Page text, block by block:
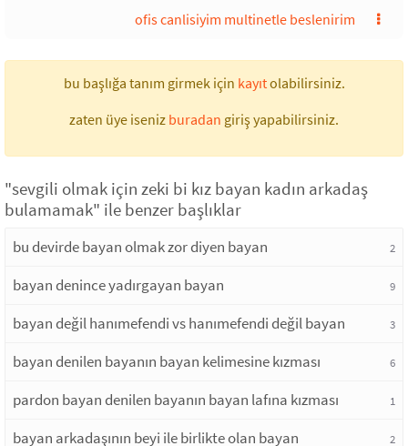
ofis canlisiyim multinetle beslenirim
bu başlığa tanım girmek için kayıtolabilirsiniz.
zaten üye iseniz buradan giriş yapabilirsiniz.
"sevgili olmak için zeki bi kız bayan kadın arkadaş
bulamamak" ile benzer başlıklar
bu devirde bayan olmak zor diyen bayan 2
bayan denince yadırgayan bayan 9
bayan değil hanımefendi vs hanımefendi değil bayan 3
bayan denilen bayanın bayan kelimesine kızması 6
pardon bayan denilen bayanın bayan lafına kızması 1
bayan arkadaşının beyi ile birlikte olan bayan 2